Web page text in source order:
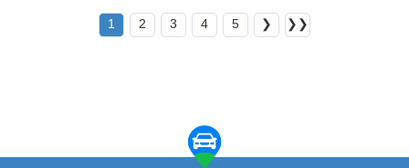
1 2 3 4 5 ❯ ❯❯